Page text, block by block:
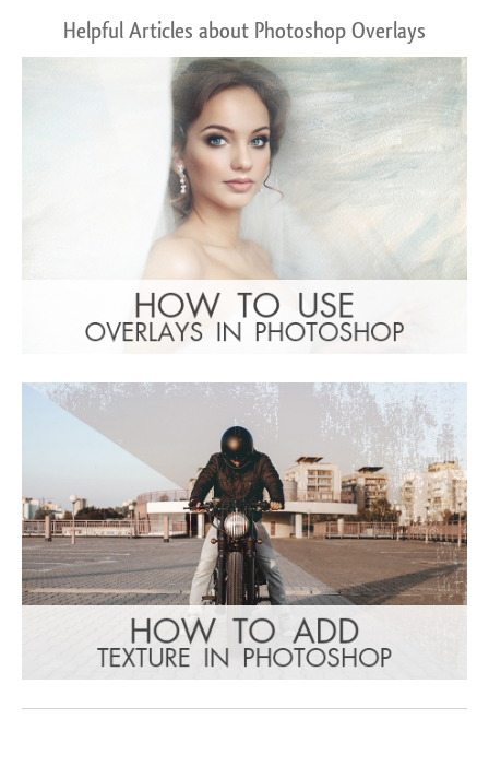
Helpful Articles about Photoshop Overlays